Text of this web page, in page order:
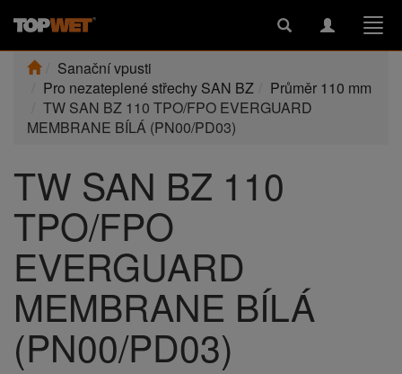
Toggle
Toggle
Sanační vpusti
Pro nezateplené střechy SAN BZ
Průměr 110 mm
TW SAN BZ 110 TPO/FPO EVERGUARD
MEMBRANE BÍLÁ (PN00/PD03)
TW SAN BZ 110
TPO/FPO
EVERGUARD
MEMBRANE BÍLÁ
(PN00/PD03)